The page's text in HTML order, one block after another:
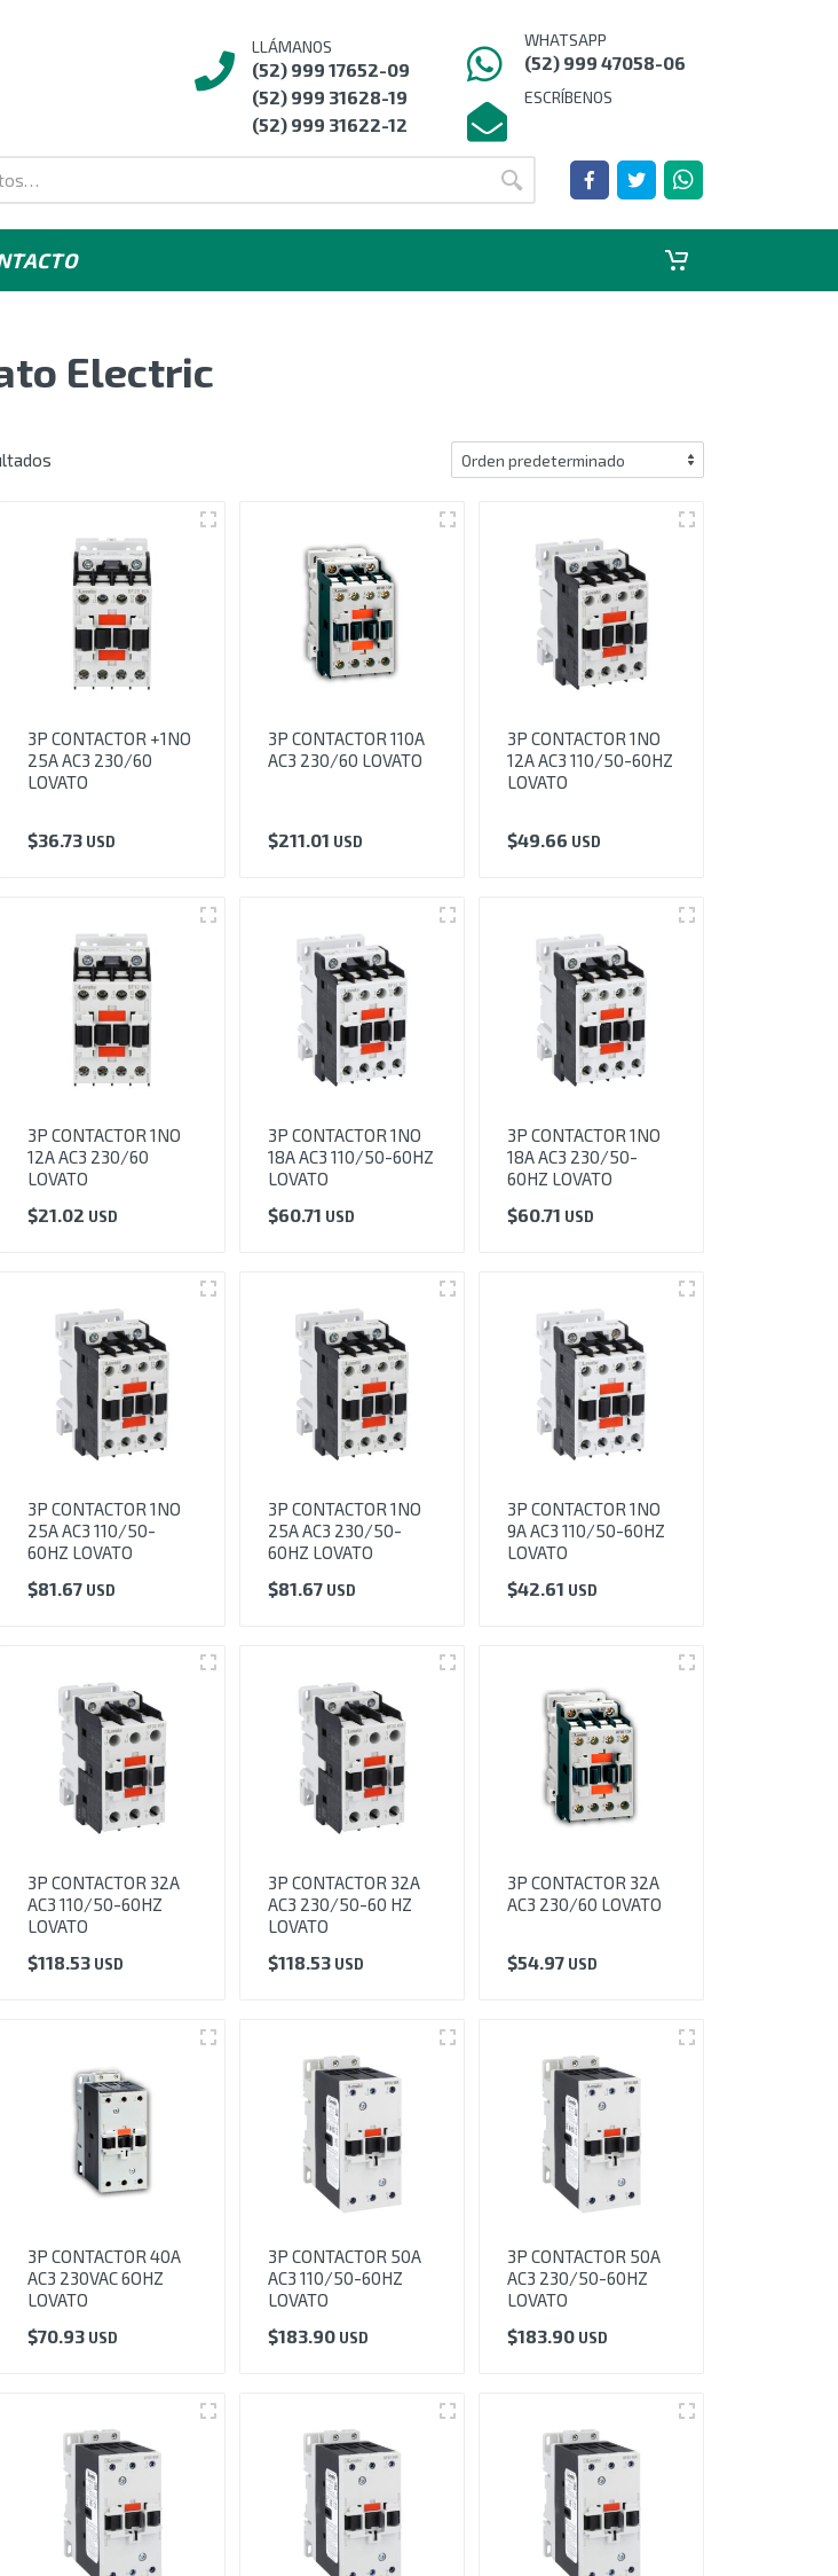
LLÁMANOS
(52) 999 17652-09
(52) 999 31628-19
(52) 999 31622-12
WHATSAPP
(52) 999 47058-06
ESCRÍBENOS
Electric
3P CONTACTOR +1NO
25A AC3 230/60
LOVATO
$36.73 USD
3P CONTACTOR 110A
AC3 230/60 LOVATO
$211.01 USD
3P CONTACTOR 1NO
12A AC3 110/50-60HZ
LOVATO
$49.66 USD
3P CONTACTOR 1NO
12A AC3 230/60
LOVATO
$21.02 USD
3P CONTACTOR 1NO
18A AC3 110/50-60HZ
LOVATO
$60.71 USD
3P CONTACTOR 1NO
18A AC3 230/50-
60HZ LOVATO
$60.71 USD
3P CONTACTOR 1NO
25A AC3 110/50-
60HZ LOVATO
$81.67 USD
3P CONTACTOR 1NO
25A AC3 230/50-
60HZ LOVATO
$81.67 USD
3P CONTACTOR 1NO
9A AC3 110/50-60HZ
LOVATO
$42.61 USD
3P CONTACTOR 32A
AC3 110/50-60HZ
LOVATO
$118.53 USD
3P CONTACTOR 32A
AC3 230/50-60 HZ
LOVATO
$118.53 USD
3P CONTACTOR 32A
AC3 230/60 LOVATO
$54.97 USD
3P CONTACTOR 40A
AC3 230VAC 6OHZ
LOVATO
$70.93 USD
3P CONTACTOR 50A
AC3 110/50-60HZ
LOVATO
$183.90 USD
3P CONTACTOR 50A
AC3 230/50-60HZ
LOVATO
$183.90 USD